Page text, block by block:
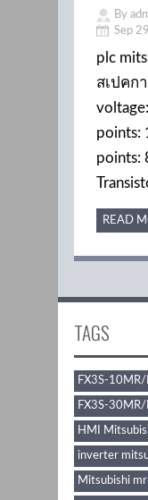
By
Sep
plc
สเปคก
points:
points:
READ
TAGS
FX3S-10MR/
FX3S-30MR/
HMI
inverter
Mitsubishi